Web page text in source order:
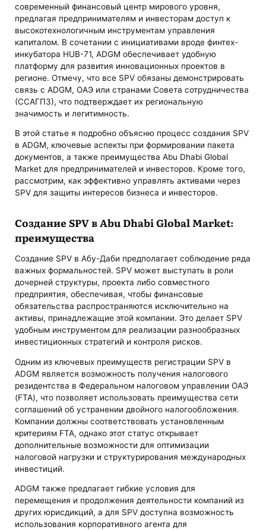
современный финансовый центр мирового уровня,
предлагая предпринимателям и инвесторам доступ к
высокотехнологичным инструментам управления
капиталом. В сочетании с инициативами вроде финтех-
инкубатора HUB-71, ADGM обеспечивает удобную
платформу для развития инновационных проектов в
регионе. Отмечу, что все SPV обязаны демонстрировать
связь с ADGM, ОАЭ или странами Совета сотрудничества
(ССАГПЗ), что подтверждает их региональную
значимость и легитимность.
В этой статье я подробно объясню процесс создания SPV
в ADGM, ключевые аспекты при формировании пакета
документов, а также преимущества Abu Dhabi Global
Market для предпринимателей и инвесторов. Кроме того,
рассмотрим, как эффективно управлять активами через
SPV для защиты интересов бизнеса и инвесторов.
Создание SPV в Abu Dhabi Global Market:
преимущества
Создание SPV в Абу-Даби предполагает соблюдение ряда
важных формальностей. SPV может выступать в роли
дочерней структуры, проекта либо совместного
предприятия, обеспечивая, чтобы финансовые
обязательства распространяются исключительно на
активы, принадлежащие этой компании. Это делает SPV
удобным инструментом для реализации разнообразных
инвестиционных стратегий и контроля рисков.
Одним из ключевых преимуществ регистрации SPV в
ADGM является возможность получения налогового
резидентства в Федеральном налоговом управлении ОАЭ
(FTA), что позволяет использовать преимущества сети
соглашений об устранении двойного налогообложения.
Компании должны соответствовать установленным
критериям FTA, однако этот статус открывает
дополнительные возможности для оптимизации
налоговой нагрузки и структурирования международных
инвестиций.
ADGM также предлагает гибкие условия для
перемещения и продолжения деятельности компаний из
других юрисдикций, а для SPV доступна возможность
использования корпоративного агента для